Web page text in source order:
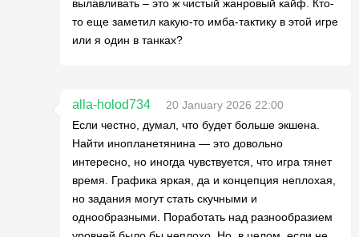
вылавливать – это ж чистый жанровый кайф. Кто-
то еще заметил какую-то имба-тактику в этой игре
или я один в танках?
alla-holod734
20 January 2026 22:00
Если честно, думал, что будет больше экшена.
Найти инопланетянина — это довольно
интересно, но иногда чувствуется, что игра тянет
время. Графика яркая, да и концепция неплохая,
но задания могут стать скучными и
однообразными. Поработать над разнообразием